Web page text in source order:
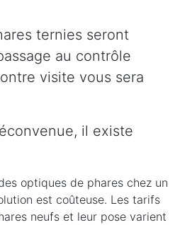
ternies seront
au contrôle
visite vous sera
il existe
optiques de phares chez un
est coûteuse. Les tarifs
neufs et leur pose varient